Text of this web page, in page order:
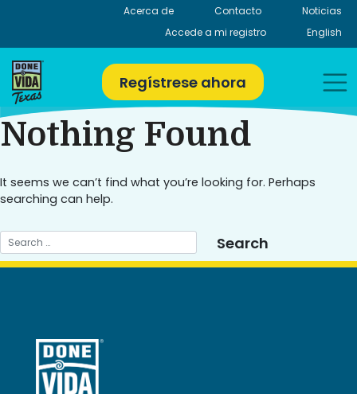
Acerca de Contacto
Noticias
Accede a mi registro
English
Regístrese ahora
Nothing Found
It seems we can’t find what you’re looking for. Perhaps
searching can help.